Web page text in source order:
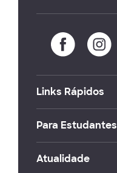
Links Rápidos
Para Estudantes
Atualidade